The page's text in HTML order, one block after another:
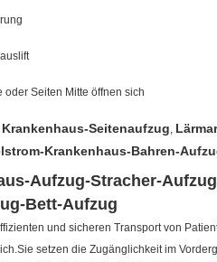
oder Seiten Mitte öffnen sich
Seitenaufzug,
Krankenhaus-Bahren-
Aufzug-Stracher-
Bett-Aufzug
und sicheren Transport von
setzen die Zugänglichkeit im